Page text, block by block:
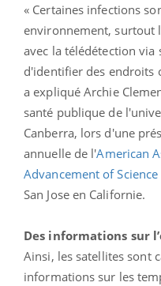
« Certaines infections
environnement, surtout
avec la télédétection via
d'identifier des endroits
a expliqué Archie
santé publique de
Canberra, lors d'une
annuelle de l'American
Advancement of Science
San Jose en Californie.
Des informations sur
Ainsi, les satellites sont
informations sur les